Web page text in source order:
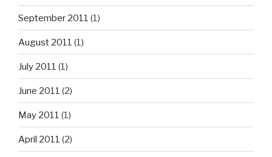
September 2011 (1)
August 2011 (1)
July 2011 (1)
June 2011 (2)
May 2011 (1)
April 2011 (2)